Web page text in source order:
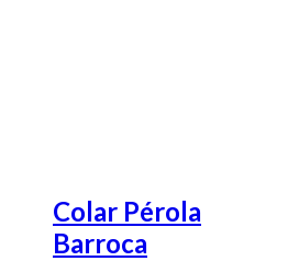
Colar Pérola
Barroca